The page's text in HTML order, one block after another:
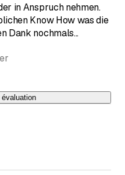
in Anspruch nehmen.
Know How was die
Dank nochmals...
évaluation